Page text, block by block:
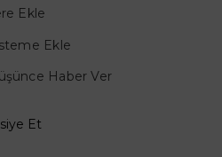
Ekle
Ekle
Haber Ver
Et